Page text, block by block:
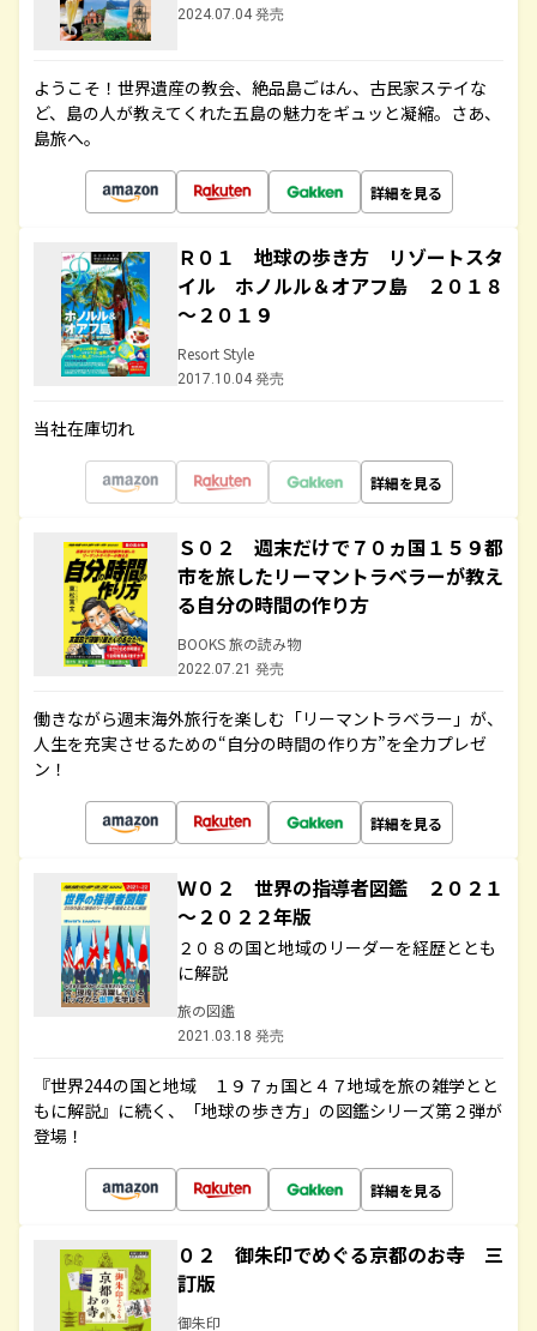
2024.07.04 発売
ようこそ！世界遺産の教会、絶品島ごはん、古民家ステイな
ど、島の人が教えてくれた五島の魅力をギュッと凝縮。さあ、
島旅へ。
詳細を見る
Ｒ０１ 地球の歩き方 リゾートスタ
イル ホノルル＆オアフ島 ２０１８
～２０１９
Resort Style
2017.10.04 発売
当社在庫切れ
詳細を見る
Ｓ０２ 週末だけで７０ヵ国１５９都
市を旅したリーマントラベラーが教え
る自分の時間の作り方
BOOKS 旅の読み物
2022.07.21 発売
働きながら週末海外旅行を楽しむ「リーマントラベラー」が、
人生を充実させるための“自分の時間の作り方”を全力プレゼ
ン！
詳細を見る
Ｗ０２ 世界の指導者図鑑 ２０２１
～２０２２年版
２０８の国と地域のリーダーを経歴ととも
に解説
旅の図鑑
2021.03.18 発売
『世界244の国と地域 １９７ヵ国と４７地域を旅の雑学とと
もに解説』に続く、「地球の歩き方」の図鑑シリーズ第２弾が
登場！
詳細を見る
０２ 御朱印でめぐる京都のお寺 三
訂版
御朱印